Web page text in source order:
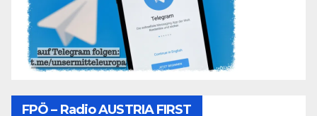
FPÖ – Radio AUSTRIA FIRST